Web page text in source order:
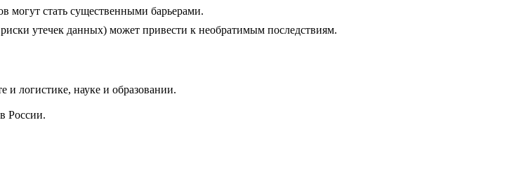
могут стать существенными барьерами.
утечек данных) может привести к необратимым последствиям.
логистике, науке и образовании.
России.